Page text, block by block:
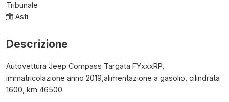
Tribunale
Asti
Descrizione
Autovettura Jeep Compass Targata FYxxxRP,
immatricolazione anno 2019,alimentazione a gasolio, cilindrata
1600, km 46500